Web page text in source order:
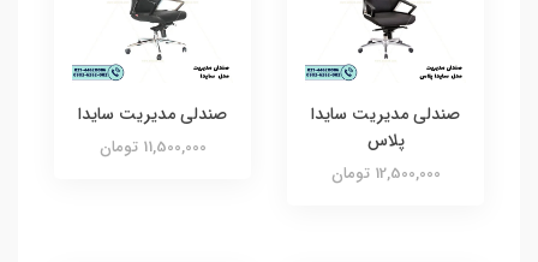
صندلی مدیریت سایدا
پلاس
12,500,000 تومان
صندلی مدیریت سایدا
11,500,000 تومان